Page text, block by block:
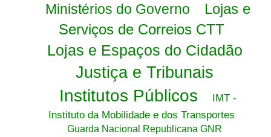
Ministérios do Governo
Lojas e
Serviços de Correios CTT
Lojas e Espaços do Cidadão
Justiça e Tribunais
Institutos Públicos
IMT -
Instituto da Mobilidade e dos Transportes
Guarda Nacional Republicana GNR